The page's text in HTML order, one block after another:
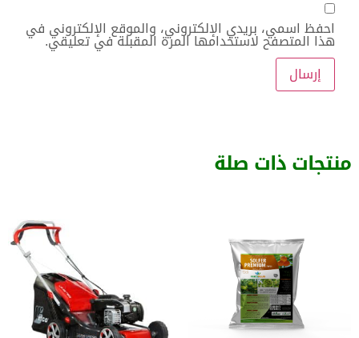
احفظ اسمي، بريدي الإلكتروني، والموقع الإلكتروني في
هذا المتصفح لاستخدامها المرة المقبلة في تعليقي.
منتجات ذات صلة